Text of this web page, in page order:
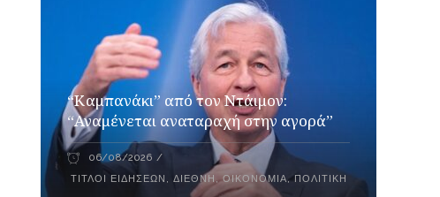
“Καμπανάκι” από τον Ντάιμον:
“Αναμένεται αναταραχή στην αγορά”
06/08/2026
ΤΊΤΛΟΙ ΕΙΔΉΣΕΩΝ ,ΔΙΕΘΝΉ,ΟΙΚΟΝΟΜΊΑ,ΠΟΛΙΤΙΚΉ